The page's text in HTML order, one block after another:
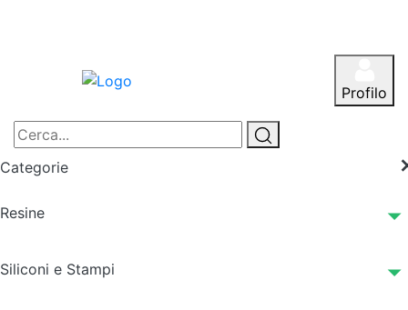
Profilo
Categorie
Resine
Siliconi e Stampi